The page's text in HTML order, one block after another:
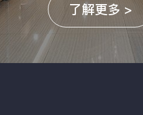
了解更多 >